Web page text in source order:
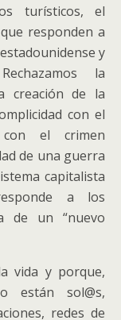
turísticos, el
responden a
y
la
creación de la
con el
el crimen
de una guerra
capitalista
a los
de un “nuevo
vida y porque,
están sol@s,
redes de